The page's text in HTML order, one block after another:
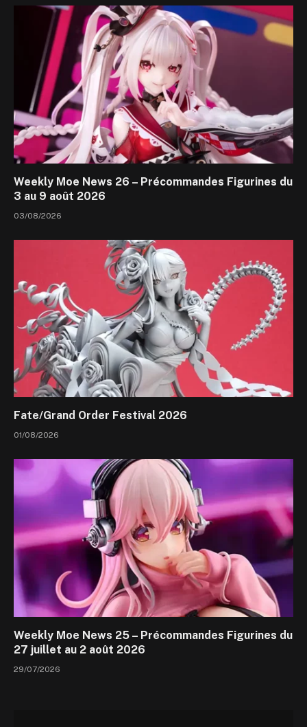
Weekly Moe News 26 – Précommandes Figurines du
3 au 9 août 2026
03/08/2026
Fate/Grand Order Festival 2026
01/08/2026
Weekly Moe News 25 – Précommandes Figurines du
27 juillet au 2 août 2026
29/07/2026